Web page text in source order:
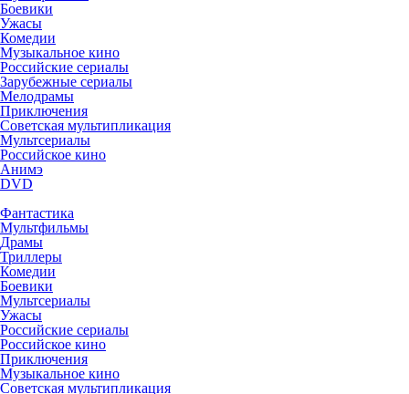
Боевики
Ужасы
Комедии
Музыкальное кино
Российские сериалы
Зарубежные сериалы
Мелодрамы
Приключения
Советская мультипликация
Мультсериалы
Российское кино
Анимэ
DVD
Фантастика
Мультфильмы
Драмы
Триллеры
Комедии
Боевики
Мультсериалы
Ужасы
Российские сериалы
Российское кино
Приключения
Музыкальное кино
Советская мультипликация